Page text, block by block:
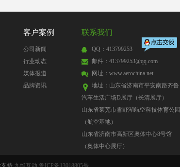
客户案例
公司新闻
行业动态
媒体报道
品牌资讯
联系我们
QQ：413799253
邮件：413799253@qq.com
网址： www.aerochina.net
地址：山东省济南市平安南路齐鲁
汽车生活广场D展厅（长清展厅）
山东省莱芜市雪野湖航空科技体育公园
（航空基地）
山东省济南市高新区奥体中心8号馆
（奥体中心展厅）
支持 九维互动 鲁ICP备13018805号